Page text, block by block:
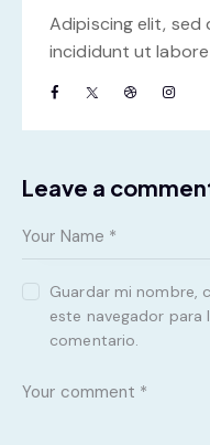
Adipiscing elit,
incididunt ut
Leave a
Guardar mi nombre,
este navegador para
comentario.